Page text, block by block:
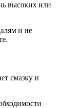
высоких или
и не
смазку и